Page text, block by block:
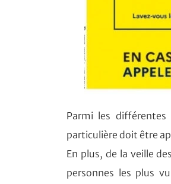
Parmi les
particulière doit être
En plus, de la veille
personnes les plus